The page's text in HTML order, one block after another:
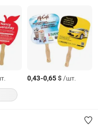
0,43-0,65$/шт.